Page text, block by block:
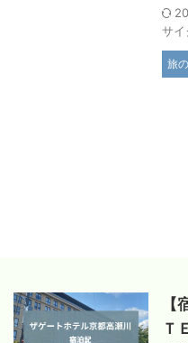
サイ
旅
Ｔ